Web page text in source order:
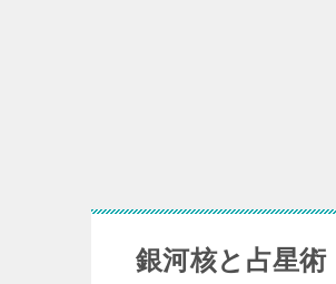
銀河核と占星